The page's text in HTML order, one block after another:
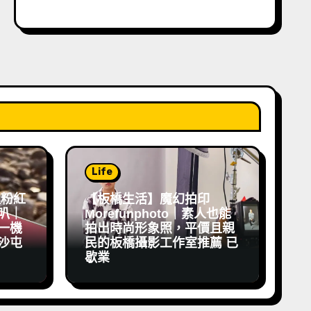
紅
｜
機
屯
Life
【板橋生活】魔幻拍印
Morefunphoto｜素人也能
拍出時尚形象照，平價且親
民的板橋攝影工作室推薦 已
歇業